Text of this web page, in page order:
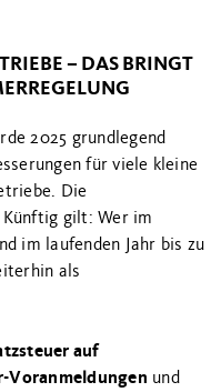
– DAS BRINGT
2025 grundlegend
für viele kleine
Die
Künftig gilt: Wer im
im laufenden Jahr bis zu
als
auf
Voranmeldungen und